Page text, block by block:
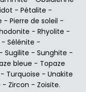
- Pétalite -
- Pierre de soleil -
- Rhyolite -
- Sélénite -
- Sugilite - Sunghite -
bleue - Topaze
- Turquoise - Unakite
- Zircon - Zoisite.